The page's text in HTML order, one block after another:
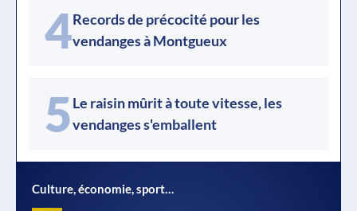
4Records de précocité pour les
vendanges à Montgueux
5Le raisin mûrit à toute vitesse, les
vendanges s'emballent
Culture, économie, sport…